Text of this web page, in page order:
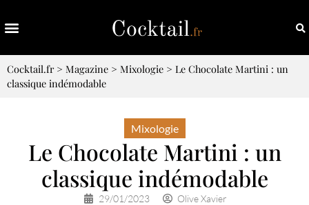
Cocktail.fr> Magazine > Mixologie > Le Chocolate Martini : un
classique indémodable
Mixologie
Le Chocolate Martini : un
classique indémodable
29/01/2023 Olive Xavier